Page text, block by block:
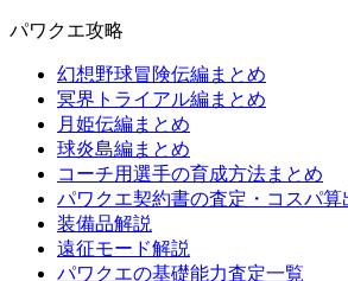
パワクエ攻略
幻想野球冒険伝編まとめ
冥界トライアル編まとめ
月姫伝編まとめ
球炎島編まとめ
コーチ用選手の育成方法まとめ
パワクエ契約書の査定・コスパ算
装備品解説
遠征モード解説
パワクエの基礎能力査定一覧